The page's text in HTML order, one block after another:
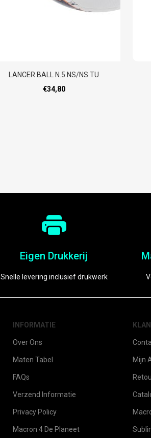
LANCER BALL N.5 NS/NS TU
€34,80
Eigen Drukkerij
Snelle levering inclusief drukwerk
INFORMATIE
Over Ons
Maten Tabel
FAQs
Verzend Informatie
Privacy Policy
Macron 4 De Planeet
Mijn